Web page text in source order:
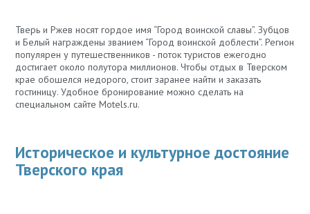
Тверь и Ржев носят гордое имя “Город воинской славы”. Зубцов
и Белый награждены званием “Город воинской доблести”. Регион
популярен у путешественников - поток туристов ежегодно
достигает около полутора миллионов. Чтобы отдых в Тверском
крае обошелся недорого, стоит заранее найти и заказать
гостиницу. Удобное бронирование можно сделать на
специальном сайте Motels.ru.
Историческое и культурное достояние
Тверского края